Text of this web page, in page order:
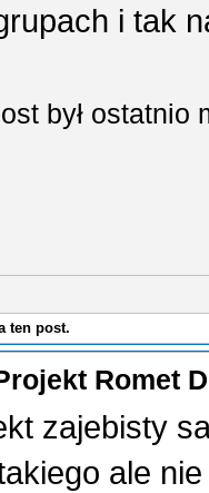
i tak
był
ten post.
Romet
zajebisty
ale